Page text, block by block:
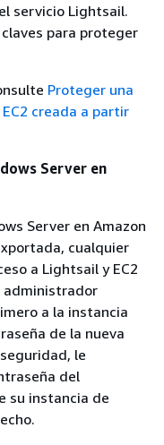
servicio Lightsail.
para proteger
Proteger una
creada a partir
Server en
Server en Amazon
cualquier
a Lightsail y EC2
administrador
a la instancia
de la nueva
le
del
su instancia de